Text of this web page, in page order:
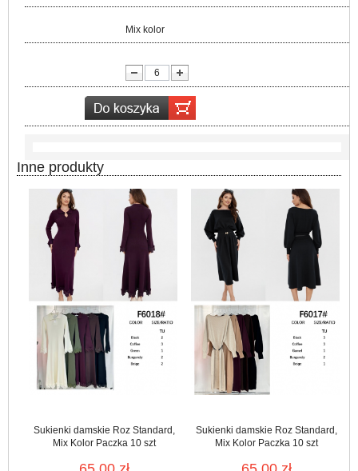
Mix kolor
Inne produkty
Sukienki damskie Roz Standard,
Mix Kolor Paczka 10 szt
Sukienki damskie Roz Standard,
Mix Kolor Paczka 10 szt